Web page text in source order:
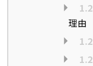
理由